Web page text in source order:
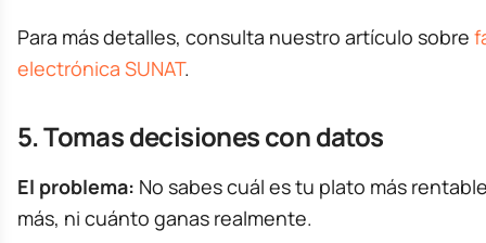
Para más detalles, consulta nuestro artículo sobre
electrónica SUNAT.
5. Tomas decisiones con datos
El problema: No sabes cuál es tu plato más
más, ni cuánto ganas realmente.